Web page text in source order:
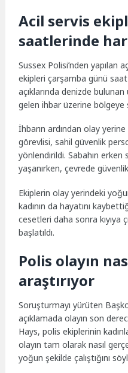
Acil servis
saatlerinde
Sussex Polisi’nden yapılan
ekipleri çarşamba günü
açıklarında denizde
gelen ihbar üzerine bölgeye
İhbarın ardından olay
görevlisi, sahil güvenlik
yönlendirildi. Sabahın
yaşanırken, çevrede
Ekiplerin olay yerindeki
kadının da hayatını
cesetleri daha sonra kıyıya
başlatıldı.
Polis olayın
araştırıyor
Soruşturmayı yürüten
açıklamada olayın son
Hays, polis ekiplerinin
olayın tam olarak nasıl
yoğun şekilde çalıştığını